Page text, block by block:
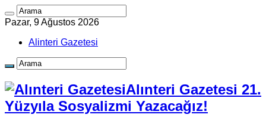
Pazar, 9 Ağustos 2026
Alinteri Gazetesi
Alınteri Gazetesi 21.
Yüzyıla Sosyalizmi Yazacağız!